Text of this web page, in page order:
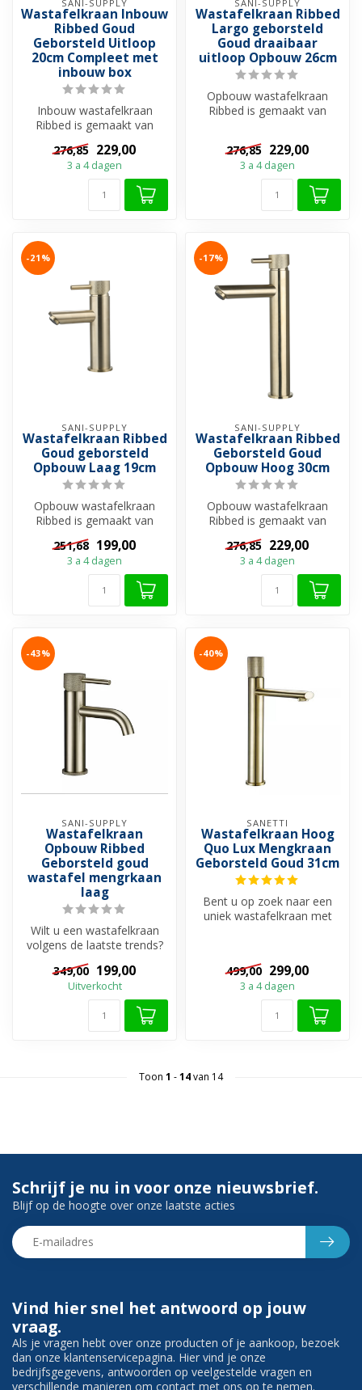
SANI-SUPPLY
Wastafelkraan Inbouw
Ribbed Goud
Geborsteld Uitloop
20cm Compleet met
inbouw box
Inbouw wastafelkraan
Ribbed is gemaakt van
Sterk en duurza...
276,85 229,00
3 a 4 dagen
SANI-SUPPLY
Wastafelkraan Ribbed
Largo geborsteld
Goud draaibaar
uitloop Opbouw 26cm
Opbouw wastafelkraan
Ribbed is gemaakt van
276,85 229,00
3 a 4 dagen
-21%
SANI-SUPPLY
Wastafelkraan Ribbed
Goud geborsteld
Opbouw Laag 19cm
Opbouw wastafelkraan
Ribbed is gemaakt van
hoogwaardig messing.
Sterk en duurzaa...
251,68 199,00
3 a 4 dagen
-17%
SANI-SUPPLY
Wastafelkraan Ribbed
Geborsteld Goud
Opbouw Hoog 30cm
Opbouw wastafelkraan
Ribbed is gemaakt van
hoogwaardig messing.
Sterk en duurzaa...
276,85 229,00
3 a 4 dagen
-43%
SANI-SUPPLY
Wastafelkraan
Opbouw Ribbed
Geborsteld goud
wastafel mengrkaan
laag
Wilt u een wastafelkraan
volgens de laatste trends?
De Wastafelkraan Ribbed
heef...
349,00 199,00
Uitverkocht
-40%
SANETTI
Wastafelkraan Hoog
Quo Lux Mengkraan
Geborsteld Goud 31cm
Bent u op zoek naar een
uniek wastafelkraan met
499,00 299,00
3 a 4 dagen
Toon 1 -14van 14
Vind hier snel het antwoord op jouw
vraag.
Als je vragen hebt over onze producten of je aankoop, bezoek
dan onze klantenservicepagina. Hier vind je onze
bedrijfsgegevens, antwoorden op veelgestelde vragen en
verschillende manieren om contact met ons op te nemen.
Schrijf je nu in voor onze nieuwsbrief.
Blijf op de hoogte over onze laatste acties